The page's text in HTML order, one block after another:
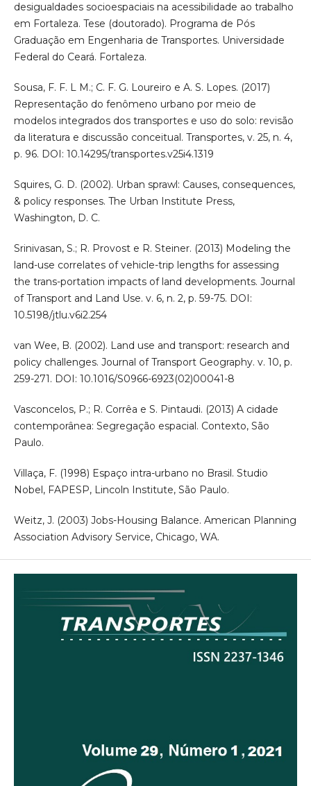
desigualdades socioespaciais na acessibilidade ao trabalho
em Fortaleza. Tese (doutorado). Programa de Pós
Graduação em Engenharia de Transportes. Universidade
Federal do Ceará. Fortaleza.
Sousa, F. F. L M.; C. F. G. Loureiro e A. S. Lopes. (2017)
Representação do fenômeno urbano por meio de
modelos integrados dos transportes e uso do solo: revisão
da literatura e discussão conceitual. Transportes, v. 25, n. 4,
p. 96. DOI: 10.14295/transportes.v25i4.1319
Squires, G. D. (2002). Urban sprawl: Causes, consequences,
& policy responses. The Urban Institute Press,
Washington, D. C.
Srinivasan, S.; R. Provost e R. Steiner. (2013) Modeling the
land-use correlates of vehicle-trip lengths for assessing
the trans-portation impacts of land developments. Journal
of Transport and Land Use. v. 6, n. 2, p. 59-75. DOI:
10.5198/jtlu.v6i2.254
van Wee, B. (2002). Land use and transport: research and
policy challenges. Journal of Transport Geography. v. 10, p.
259-271. DOI: 10.1016/S0966-6923(02)00041-8
Vasconcelos, P.; R. Corrêa e S. Pintaudi. (2013) A cidade
contemporânea: Segregação espacial. Contexto, São
Paulo.
Villaça, F. (1998) Espaço intra-urbano no Brasil. Studio
Nobel, FAPESP, Lincoln Institute, São Paulo.
Weitz, J. (2003) Jobs-Housing Balance. American Planning
Association Advisory Service, Chicago, WA.